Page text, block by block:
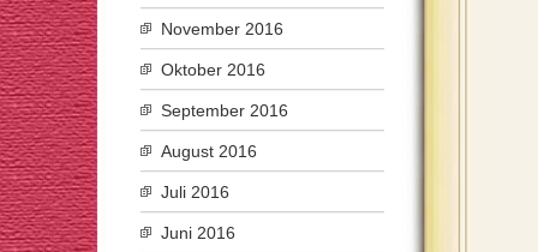
November 2016
Oktober 2016
September 2016
August 2016
Juli 2016
Juni 2016